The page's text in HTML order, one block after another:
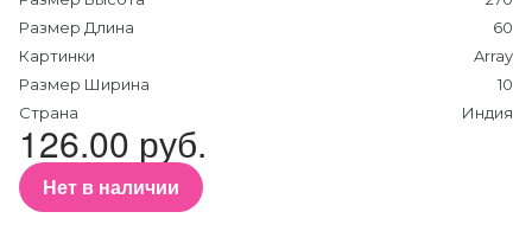
Размер Длина
60
Картинки
Array
Размер Ширина
10
Страна
Индия
126.00 руб.
Нет в наличии